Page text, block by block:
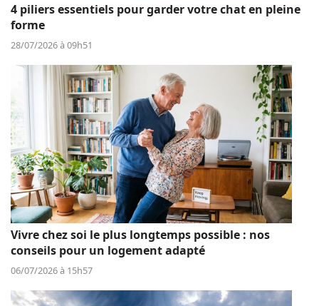
4 piliers essentiels pour garder votre chat en pleine
forme
28/07/2026 à 09h51
Vivre chez soi le plus longtemps possible : nos
conseils pour un logement adapté
06/07/2026 à 15h57